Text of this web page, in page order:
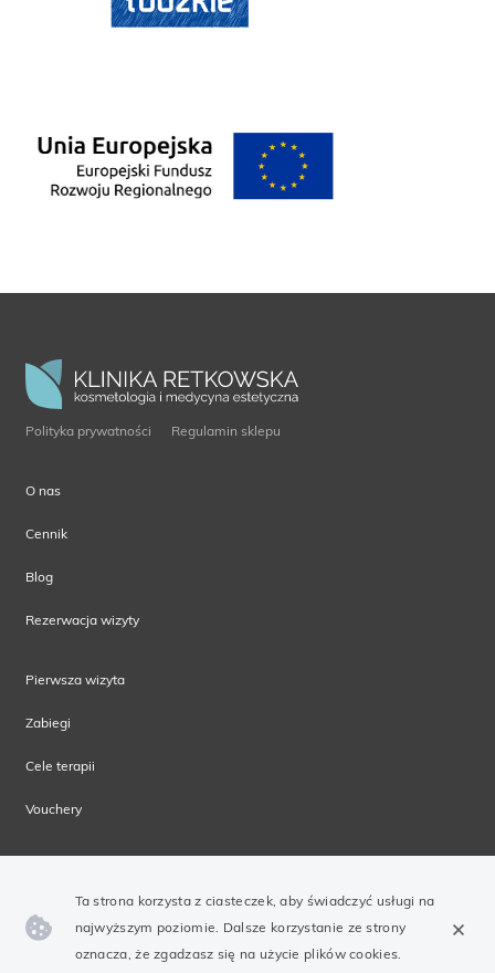
Polityka prywatności Regulamin sklepu
O nas
Cennik
Blog
Rezerwacja wizyty
Pierwsza wizyta
Zabiegi
Cele terapii
Vouchery
Ta strona korzysta z ciasteczek, aby świadczyć usługi na
najwyższym poziomie. Dalsze korzystanie ze strony
oznacza, że zgadzasz się na użycie plików cookies.